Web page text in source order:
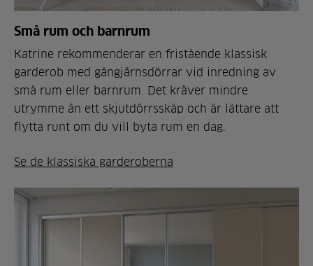
Små rum och barnrum
Katrine rekommenderar en fristående klassisk
garderob med gångjärnsdörrar vid inredning av
små rum eller barnrum. Det kräver mindre
utrymme än ett skjutdörrsskåp och är lättare att
flytta runt om du vill byta rum en dag.
Se de klassiska garderoberna